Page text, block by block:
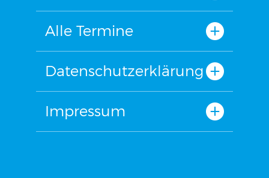
Alle Termine
Datenschutzerklärung
Impressum